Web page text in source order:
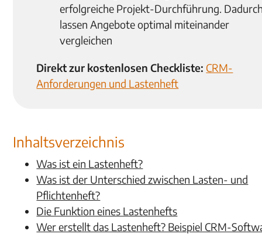
erfolgreiche Projekt-Durchführung.
lassen Angebote optimal miteinander
vergleichen
Direkt zur kostenlosen Checkliste: CRM-
Anforderungen und Lastenheft
Inhaltsverzeichnis
Was ist ein Lastenheft?
Was ist der Unterschied zwischen Lasten- und
Pflichtenheft?
Die Funktion eines Lastenhefts
Wer erstellt das Lastenheft? Beispiel CRM-